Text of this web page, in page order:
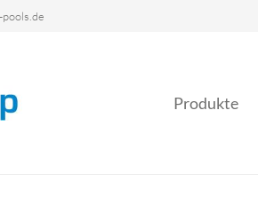
Produkte